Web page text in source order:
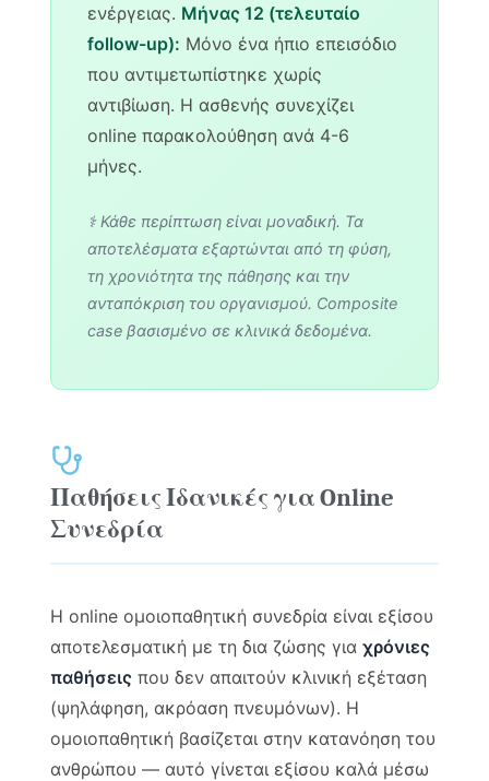
ενέργειας. Μήνας 12 (τελευταίο
follow-up): Μόνο ένα ήπιο επεισόδιο
που αντιμετωπίστηκε χωρίς
αντιβίωση. Η ασθενής συνεχίζει
online παρακολούθηση ανά 4-6
μήνες.
⚕️ Κάθε περίπτωση είναι μοναδική. Τα
αποτελέσματα εξαρτώνται από τη φύση,
τη χρονιότητα της πάθησης και την
ανταπόκριση του οργανισμού. Composite
case βασισμένο σε κλινικά δεδομένα.
Παθήσεις Ιδανικές για Online
Συνεδρία
Η online ομοιοπαθητική συνεδρία είναι εξίσου
αποτελεσματική με τη δια ζώσης γιαχρόνιες
παθήσεις που δεν απαιτούν κλινική εξέταση
(ψηλάφηση, ακρόαση πνευμόνων). Η
ομοιοπαθητική βασίζεται στην κατανόηση του
ανθρώπου — αυτό γίνεται εξίσου καλά μέσω